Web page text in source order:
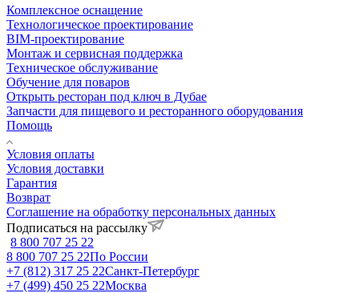
Комплексное оснащение
Технологическое проектирование
BIM-проектирование
Монтаж и сервисная поддержка
Техническое обслуживание
Обучение для поваров
Открыть ресторан под ключ в Дубае
Запчасти для пищевого и ресторанного оборудования
Помощь
Условия оплаты
Условия доставки
Гарантия
Возврат
Соглашение на обработку персональных данных
Подписаться на рассылку
8 800 707 25 22
8 800 707 25 22По России
+7 (812) 317 25 22Санкт-Петербург
+7 (499) 450 25 22Москва